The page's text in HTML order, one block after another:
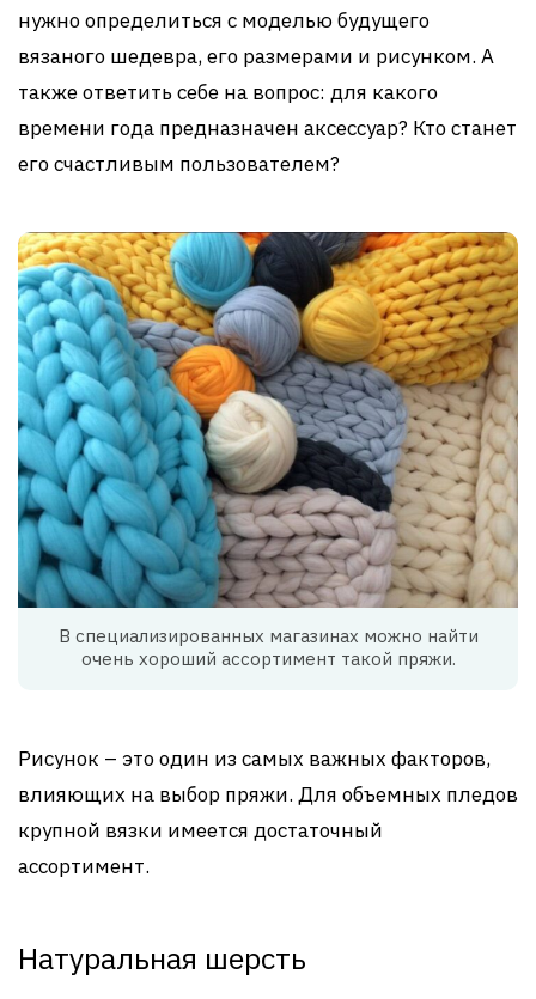
нужно определиться с моделью будущего
вязаного шедевра, его размерами и рисунком. А
также ответить себе на вопрос: для какого
времени года предназначен аксессуар? Кто станет
его счастливым пользователем?
В специализированных магазинах можно найти
очень хороший ассортимент такой пряжи.
Рисунок – это один из самых важных факторов,
влияющих на выбор пряжи. Для объемных пледов
крупной вязки имеется достаточный
ассортимент.
Натуральная шерсть